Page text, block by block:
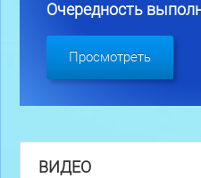
Очередность
Просмотреть
ВИДЕО